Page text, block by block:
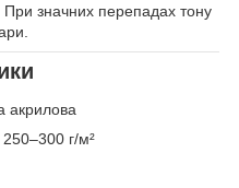
При значних перепадах тону
акрилова
250–300 г/м²